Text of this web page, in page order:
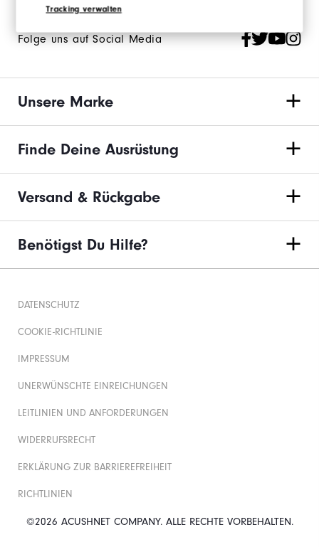
Tracking verwalten
Folge uns auf Social Media
Unsere Marke
Finde Deine Ausrüstung
Versand & Rückgabe
Benötigst Du Hilfe?
©2026 ACUSHNET COMPANY. ALLE RECHTE VORBEHALTEN.
DATENSCHUTZ
COOKIE-RICHTLINIE
IMPRESSUM
UNERWÜNSCHTE EINREICHUNGEN
LEITLINIEN UND ANFORDERUNGEN
WIDERRUFSRECHT
ERKLÄRUNG ZUR BARRIEREFREIHEIT
RICHTLINIEN